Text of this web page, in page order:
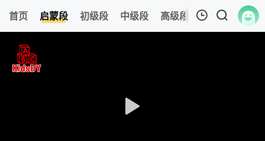
首页 启蒙段 初级段 中级段 高级段 今日更新
0
热